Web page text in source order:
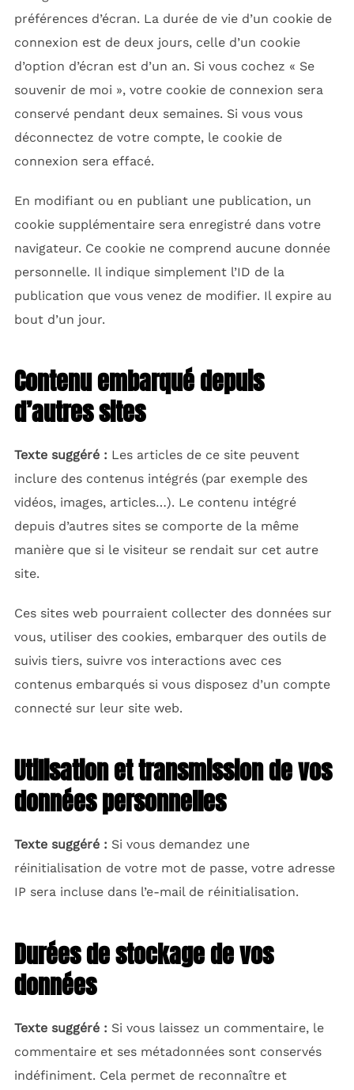
préférences d’écran. La durée de vie d’un cookie de
connexion est de deux jours, celle d’un cookie
d’option d’écran est d’un an. Si vous cochez « Se
souvenir de moi », votre cookie de connexion sera
conservé pendant deux semaines. Si vous vous
déconnectez de votre compte, le cookie de
connexion sera effacé.
En modifiant ou en publiant une publication, un
cookie supplémentaire sera enregistré dans votre
navigateur. Ce cookie ne comprend aucune donnée
personnelle. Il indique simplement l’ID de la
publication que vous venez de modifier. Il expire au
bout d’un jour.
Contenu embarqué depuis
d’autres sites
Texte suggéré : Les articles de ce site peuvent
inclure des contenus intégrés (par exemple des
vidéos, images, articles…). Le contenu intégré
depuis d’autres sites se comporte de la même
manière que si le visiteur se rendait sur cet autre
site.
Ces sites web pourraient collecter des données sur
vous, utiliser des cookies, embarquer des outils de
suivis tiers, suivre vos interactions avec ces
contenus embarqués si vous disposez d’un compte
connecté sur leur site web.
Utilisation et transmission de vos
données personnelles
Texte suggéré : Si vous demandez une
réinitialisation de votre mot de passe, votre adresse
IP sera incluse dans l’e-mail de réinitialisation.
Durées de stockage de vos
données
Texte suggéré : Si vous laissez un commentaire, le
commentaire et ses métadonnées sont conservés
indéfiniment. Cela permet de reconnaître et